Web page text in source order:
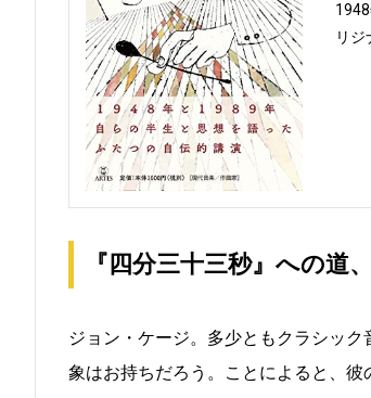
リジ
『四分三十三秒』への道
ジョン・ケージ。多少ともクラシッ
象はお持ちだろう。ことによると、